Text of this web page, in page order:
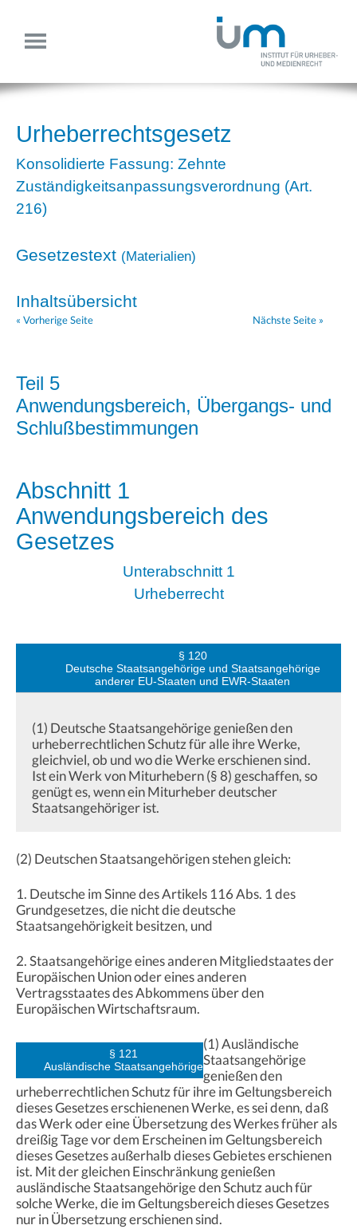
Urheberrechtsgesetz
Konsolidierte Fassung: Zehnte
Zuständigkeitsanpassungsverordnung (Art.
216)
Gesetzestext (Materialien)
Inhaltsübersicht
« Vorherige Seite Nächste Seite »
Teil 5
Anwendungsbereich, Übergangs- und
Schlußbestimmungen
Abschnitt 1
Anwendungsbereich des
Gesetzes
Unterabschnitt 1
Urheberrecht
§ 120
Deutsche Staatsangehörige und Staatsangehörige
anderer EU-Staaten und EWR-Staaten
(1) Deutsche Staatsangehörige genießen den
urheberrechtlichen Schutz für alle ihre Werke,
gleichviel, ob und wo die Werke erschienen sind.
Ist ein Werk von Miturhebern (§ 8) geschaffen, so
genügt es, wenn ein Miturheber deutscher
Staatsangehöriger ist.
(2) Deutschen Staatsangehörigen stehen gleich:
1. Deutsche im Sinne des Artikels 116 Abs. 1 des
Grundgesetzes, die nicht die deutsche
Staatsangehörigkeit besitzen, und
2. Staatsangehörige eines anderen Mitgliedstaates der
Europäischen Union oder eines anderen
Vertragsstaates des Abkommens über den
Europäischen Wirtschaftsraum.
§ 121
Ausländische Staatsangehörige
(1) Ausländische
Staatsangehörige
genießen den
urheberrechtlichen Schutz für ihre im Geltungsbereich
dieses Gesetzes erschienenen Werke, es sei denn, daß
das Werk oder eine Übersetzung des Werkes früher als
dreißig Tage vor dem Erscheinen im Geltungsbereich
dieses Gesetzes außerhalb dieses Gebietes erschienen
ist. Mit der gleichen Einschränkung genießen
ausländische Staatsangehörige den Schutz auch für
solche Werke, die im Geltungsbereich dieses Gesetzes
nur in Übersetzung erschienen sind.